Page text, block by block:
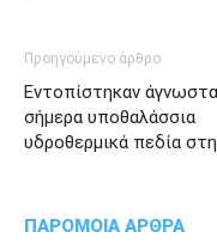
Προηγούμενο άρθρο
Εντοπίστηκαν
σήμερα υποθαλάσσια
υδροθερμικά πεδία
ΠΑΡΟΜΟΙΑ ΑΡΘΡΑ